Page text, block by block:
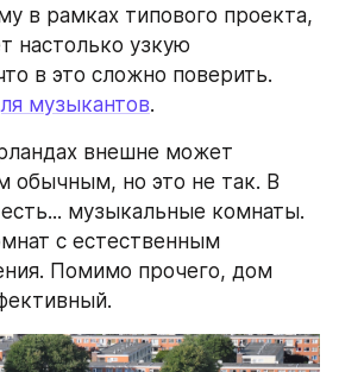
в рамках типового проекта,
настолько узкую
в это сложно поверить.
музыкантов.
внешне может
обычным, но это не так. В
музыкальные комнаты.
с естественным
Помимо прочего, дом